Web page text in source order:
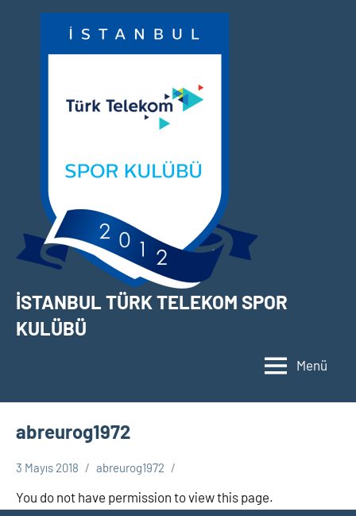
İSTANBUL TÜRK TELEKOM SPOR
KULÜBÜ
Menü
abreurog1972
3 Mayıs 2018 abreurog1972
You do not have permission to view this page.